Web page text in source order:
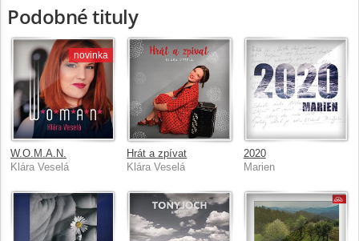
Podobné tituly
novinka
W.O.M.A.N.
Klára Veselá
Hrát a zpívat
Klára Veselá
2020
Marien